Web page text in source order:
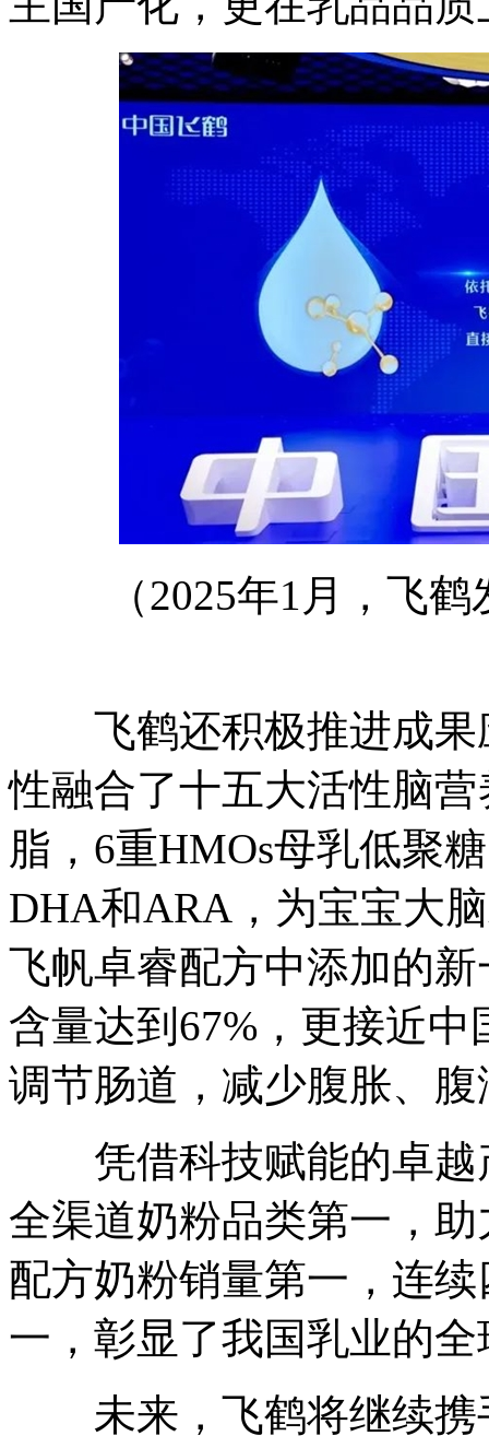
（2025年1月，飞鹤
飞鹤还积极推进成果
性融合了十五大活性脑
脂，6重HMOs母乳低聚
DHA和ARA，为宝宝大
飞帆卓睿配方中添加的新
含量达到67%，更接近
调节肠道，减少腹胀、
凭借科技赋能的卓越
全渠道奶粉品类第一，
配方奶粉销量第一，连
一，彰显了我国乳业的
未来，飞鹤将继续携